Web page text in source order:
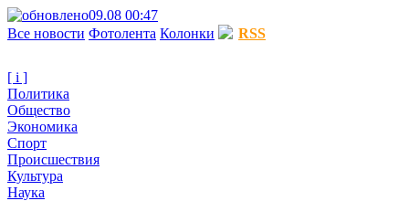
09.08 00:47
Все новости Фотолента Колонки RSS
[ i ]
Политика
Общество
Экономика
Спорт
Происшествия
Культура
Наука